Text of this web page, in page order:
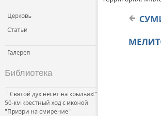
Церковь
Статьи
Галерея
Библиотека
"Святой дух несёт на крыльях!"
50-км крестный ход с иконой
"Призри на смирение"